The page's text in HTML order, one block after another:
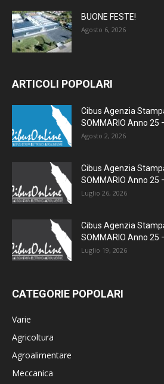
BUONE FESTE!
Agosto 6, 2026
ARTICOLI POPOLARI
Cibus Agenzia
SOMMARIO Anno 25 –
Agosto 2, 2026
Cibus Agenzia
SOMMARIO Anno 25
Luglio 26, 2026
Cibus Agenzia
SOMMARIO Anno 25
Luglio 19, 2026
CATEGORIE POPOLARI
Varie
Agricoltura
Agroalimentare
Meccanica